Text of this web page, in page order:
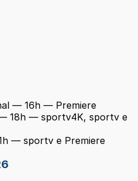
— 16h — Premiere
18h — sportv4K, sportv e
— sportv e Premiere